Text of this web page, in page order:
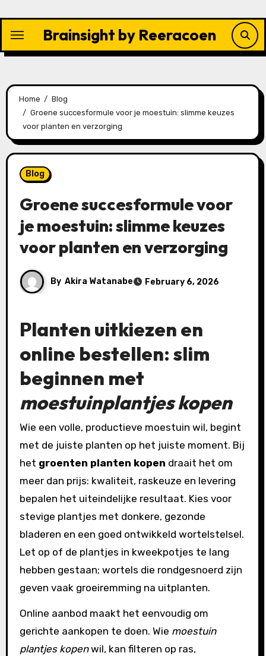
content
Brainsight by Reeracoen
Home
Blog
Groene succesformule voor je moestuin: slimme keuzes
voor planten en verzorging
Blog
Groene succesformule voor
je moestuin: slimme keuzes
voor planten en verzorging
By Akira Watanabe February 6, 2026
Planten uitkiezen en
online bestellen: slim
beginnen met
moestuinplantjes kopen
Wie een volle, productieve moestuin wil, begint
met de juiste planten op het juiste moment. Bij
het groenten planten kopen draait het om
meer dan prijs: kwaliteit, raskeuze en levering
bepalen het uiteindelijke resultaat. Kies voor
stevige plantjes met donkere, gezonde
bladeren en een goed ontwikkeld wortelstelsel.
Let op of de plantjes in kweekpotjes te lang
hebben gestaan; wortels die rondgesnoerd zijn
geven vaak groeiremming na uitplanten.
Online aanbod maakt het eenvoudig om
gerichte aankopen te doen. Wie moestuin
plantjes kopenwil, kan filteren op ras,